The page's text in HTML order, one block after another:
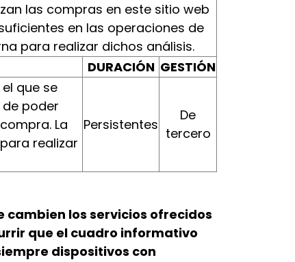
las compras en este sitio web
en las operaciones de
para realizar dichos análisis.
DURACIÓN GESTIÓN
que se
poder
La
realizar
Persistentes
De
tercero
los servicios ofrecidos
que el cuadro informativo
dispositivos con